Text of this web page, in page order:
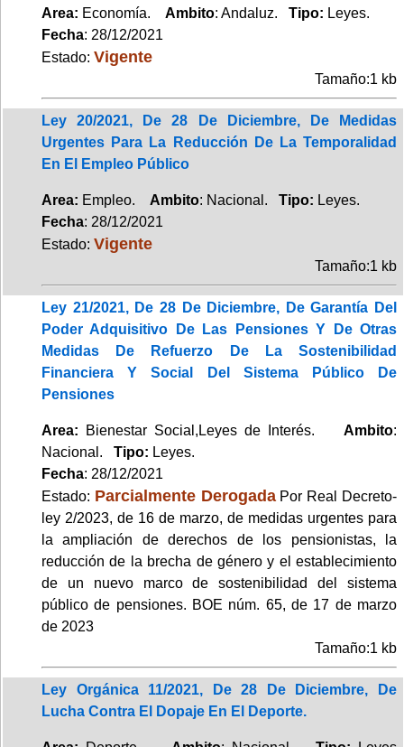
Area: Economía. Ambito: Andaluz. Tipo: Leyes.
Fecha: 28/12/2021
Estado: Vigente
Tamaño:1 kb
Ley 20/2021, De 28 De Diciembre, De Medidas
Urgentes Para La Reducción De La Temporalidad
En El Empleo Público
Area: Empleo. Ambito: Nacional. Tipo: Leyes.
Fecha: 28/12/2021
Estado: Vigente
Tamaño:1 kb
Ley 21/2021, De 28 De Diciembre, De Garantía Del
Poder Adquisitivo De Las Pensiones Y De Otras
Medidas De Refuerzo De La Sostenibilidad
Financiera Y Social Del Sistema Público De
Pensiones
Area: Bienestar Social,Leyes de Interés. Ambito:
Nacional. Tipo: Leyes.
Fecha: 28/12/2021
Estado: Parcialmente DerogadaPor Real Decreto-
ley 2/2023, de 16 de marzo, de medidas urgentes para
la ampliación de derechos de los pensionistas, la
reducción de la brecha de género y el establecimiento
de un nuevo marco de sostenibilidad del sistema
público de pensiones. BOE núm. 65, de 17 de marzo
de 2023
Tamaño:1 kb
Ley Orgánica 11/2021, De 28 De Diciembre, De
Lucha Contra El Dopaje En El Deporte.